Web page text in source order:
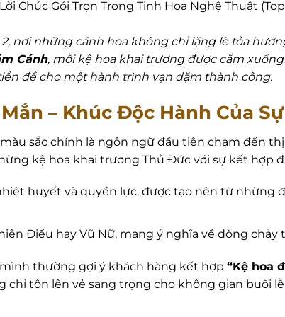
Chúc Gói Trọn Trong Tinh Hoa Nghệ Thuật
nơi những cánh hoa không chỉ lặng lẽ tỏa
Cánh, mỗi kệ hoa khai trương được cắm
đề cho một hành trình vạn dặm thành công.
– Khúc Độc Hành Của
sắc chính là ngôn ngữ đầu tiên chạm đến
kệ hoa khai trương Thủ Đức với sự kết hợp
huyết và quyền lực, được tạo nên từ những
Điểu hay Vũ Nữ, mang ý nghĩa về dòng chảy
thường gợi ý khách hàng kết hợp “Kệ hoa
chỉ tôn lên vẻ sang trọng cho không gian buổi